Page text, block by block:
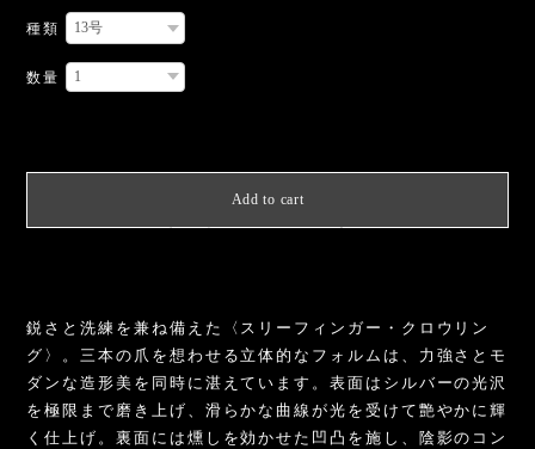
種類
数量
Add to cart
鋭さと洗練を兼ね備えた〈スリーフィンガー・クロウリン
グ〉。三本の爪を想わせる立体的なフォルムは、力強さとモ
ダンな造形美を同時に湛えています。表面はシルバーの光沢
を極限まで磨き上げ、滑らかな曲線が光を受けて艶やかに輝
く仕上げ。裏面には燻しを効かせた凹凸を施し、陰影のコン